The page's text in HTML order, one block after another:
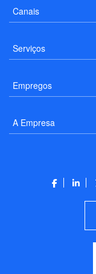
Canais
Serviços
Empregos
A Empresa